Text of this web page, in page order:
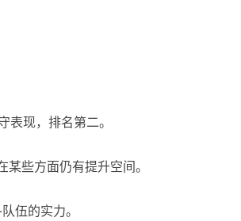
现，排名第二。
些方面仍有提升空间。
伍的实力。